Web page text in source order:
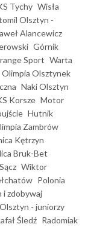
Tychy Wisła
Olsztyn -
Alancewicz
Górnik
Sport Warta
Olimpia Olsztynek
Naki Olsztyn
Korsze Motor
Hutnik
Zambrów
Kętrzyn
Bruk-Bet
Wiktor
Polonia
i zdobywaj
- juniorzy
Śledź Radomiak